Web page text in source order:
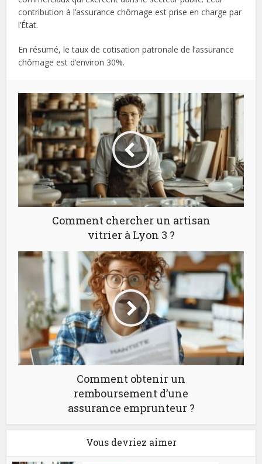
contribution à l’assurance chômage est prise en charge par
l’État.
En résumé, le taux de cotisation patronale de l’assurance
chômage est d’environ 30%.
Comment chercher un artisan
vitrier à Lyon 3 ?
Comment obtenir un
remboursement d’une
assurance emprunteur ?
Vous devriez aimer